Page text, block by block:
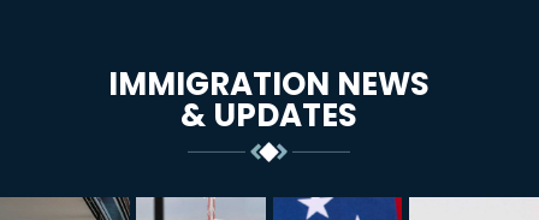
IMMIGRATION NEWS
& UPDATES